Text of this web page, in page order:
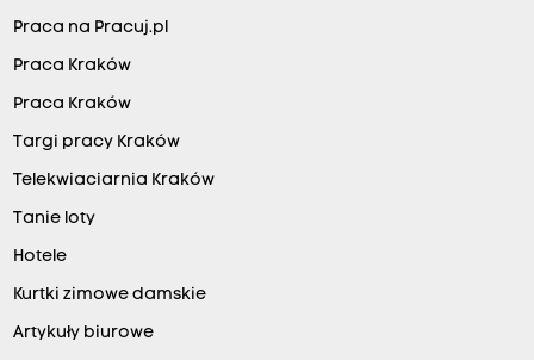
Praca na Pracuj.pl
Praca Kraków
Praca Kraków
Targi pracy Kraków
Telekwiaciarnia Kraków
Tanie loty
Hotele
Kurtki zimowe damskie
Artykuły biurowe